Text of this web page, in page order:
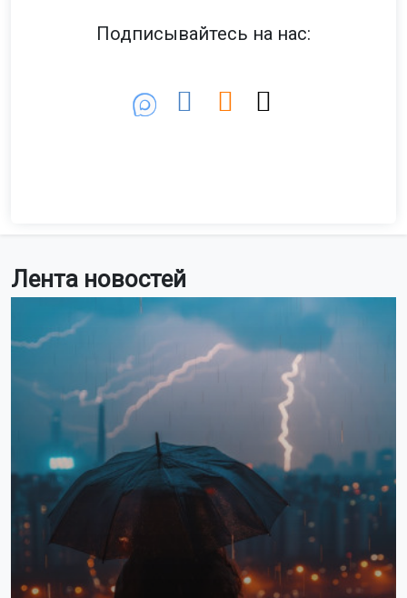
Лента новостей
Подписывайтесь на нас: